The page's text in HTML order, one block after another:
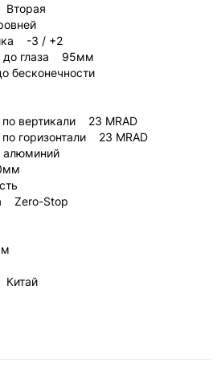
Вторая
-3 / +2
до глаза 95мм
бесконечности
по вертикали 23 MRAD
горизонтали 23 MRAD
Zero-Stop
Китай